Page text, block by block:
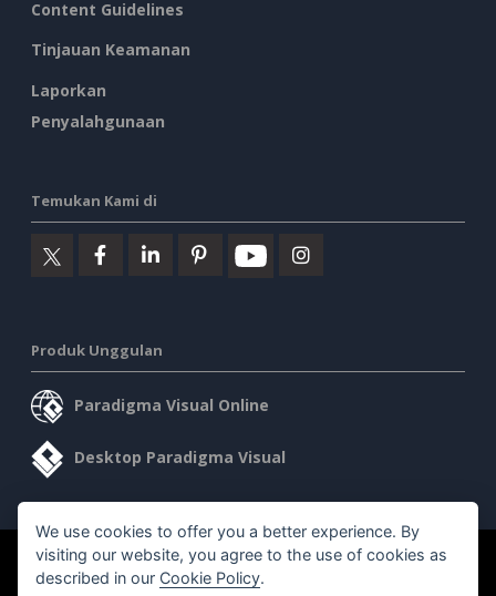
Content Guidelines
Tinjauan Keamanan
Laporkan
Penyalahgunaan
Temukan Kami di
Produk Unggulan
Paradigma Visual Online
Desktop Paradigma Visual
©2026 by Visual Paradigm. Semua hak cipta dilindungi undang-
undang.
We use cookies to offer you a better experience. By
visiting our website, you agree to the use of cookies as
described in our Cookie Policy.